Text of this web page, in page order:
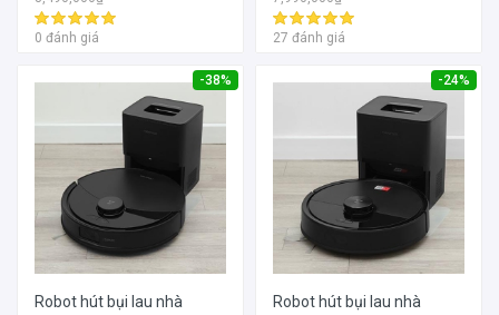
0 đánh giá 27 đánh giá
-38%
Robot hút bụi lau nhà
-24%
Robot hút bụi lau nhà